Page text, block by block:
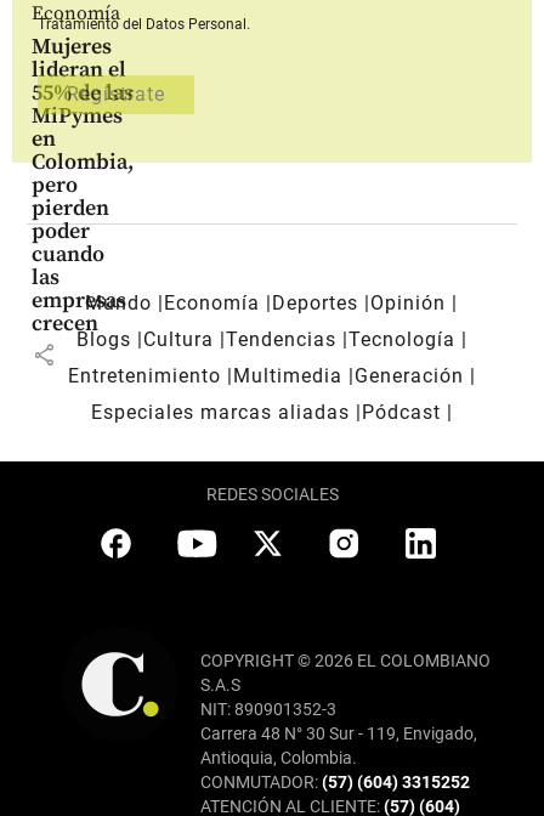
Economía
Mujeres
lideran el
55% de las
MiPymes
en
Colombia,
pero
pierden
poder
cuando
las
empresas
crecen
share
Tratamiento del Datos Personal.
Mundo Economía Deportes
Opinión
Blogs
Cultura Tendencias Tecnología
Entretenimiento
Multimedia
Generación
Especiales marcas aliadas
Pódcast
REDES SOCIALES
COPYRIGHT © 2026 EL COLOMBIANO
S.A.S
NIT: 890901352-3
Carrera 48 N° 30 Sur - 119, Envigado,
Antioquia, Colombia.
CONMUTADOR:(57) (604) 3315252
ATENCIÓN AL CLIENTE:(57) (604)